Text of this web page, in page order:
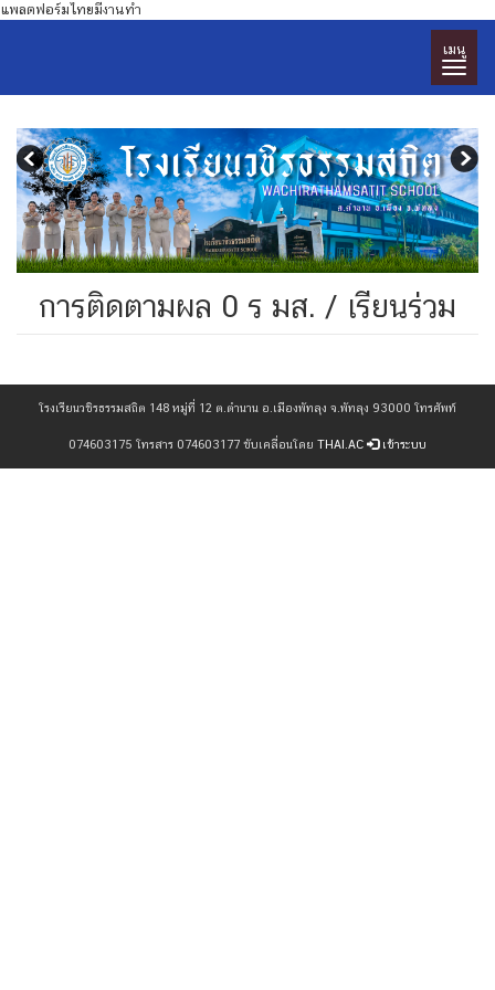
แพลตฟอร์มไทยมีงานทำ
เมนู
การติดตามผล 0 ร มส. / เรียนร่วม
โรงเรียนวชิรธรรมสถิต 148 หมู่ที่ 12 ต.ตำนาน อ.เมืองพัทลุง จ.พัทลุง 93000 โทรศัพท์
074603175 โทรสาร 074603177 ขับเคลื่อนโดย THAI.AC เข้าระบบ